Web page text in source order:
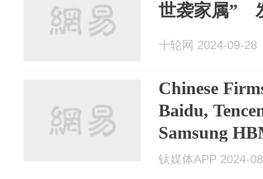
世袭家属”
十轮网 2024-09-28
Chinese
Baidu,
Samsung
钛媒体APP 2024-